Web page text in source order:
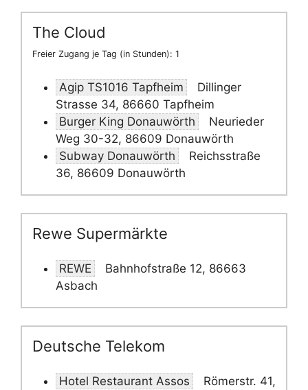
The Cloud
Freier Zugang je Tag (in Stunden): 1
Agip TS1016 Tapfheim
Dillinger
Strasse 34, 86660 Tapfheim
Burger King Donauwörth
Neurieder
Weg 30-32, 86609 Donauwörth
Subway Donauwörth
Reichsstraße
36, 86609 Donauwörth
Rewe Supermärkte
REWE
Bahnhofstraße 12, 86663
Asbach
Deutsche Telekom
Hotel Restaurant Assos
Römerstr. 41,